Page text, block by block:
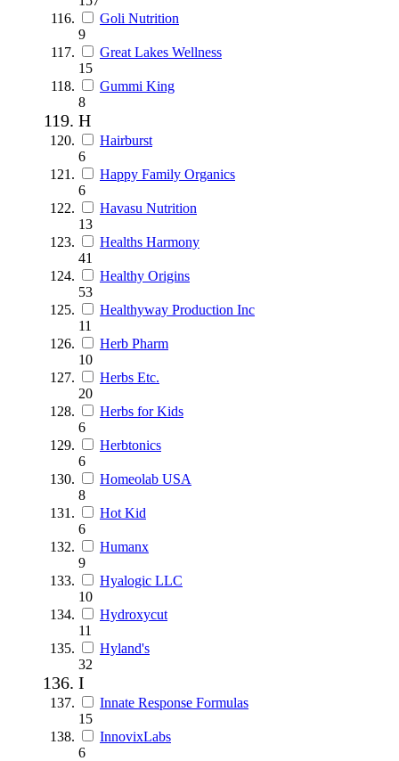
Goli Nutrition
9
Great Lakes Wellness
15
Gummi King
8
H
Hairburst
6
Happy Family Organics
6
Havasu Nutrition
13
Healths Harmony
41
Healthy Origins
53
Healthyway Production Inc
11
Herb Pharm
10
Herbs Etc.
20
Herbs for Kids
6
Herbtonics
6
Homeolab USA
8
Hot Kid
6
Humanx
9
Hyalogic LLC
10
Hydroxycut
11
Hyland's
32
I
Innate Response Formulas
15
InnovixLabs
6